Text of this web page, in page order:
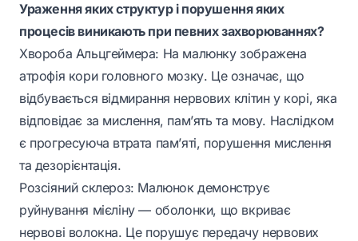
Ураження яких структур і порушення яких
процесів виникають при певних захворюваннях?
Хвороба Альцгеймера: На малюнку зображена
атрофія кори головного мозку. Це означає, що
відбувається відмирання нервових клітин у корі, яка
відповідає за мислення, пам’ять та мову. Наслідком
є прогресуюча втрата пам’яті, порушення мислення
та дезорієнтація.
Розсіяний склероз: Малюнок демонструє
руйнування мієліну — оболонки, що вкриває
нервові волокна. Це порушує передачу нервових